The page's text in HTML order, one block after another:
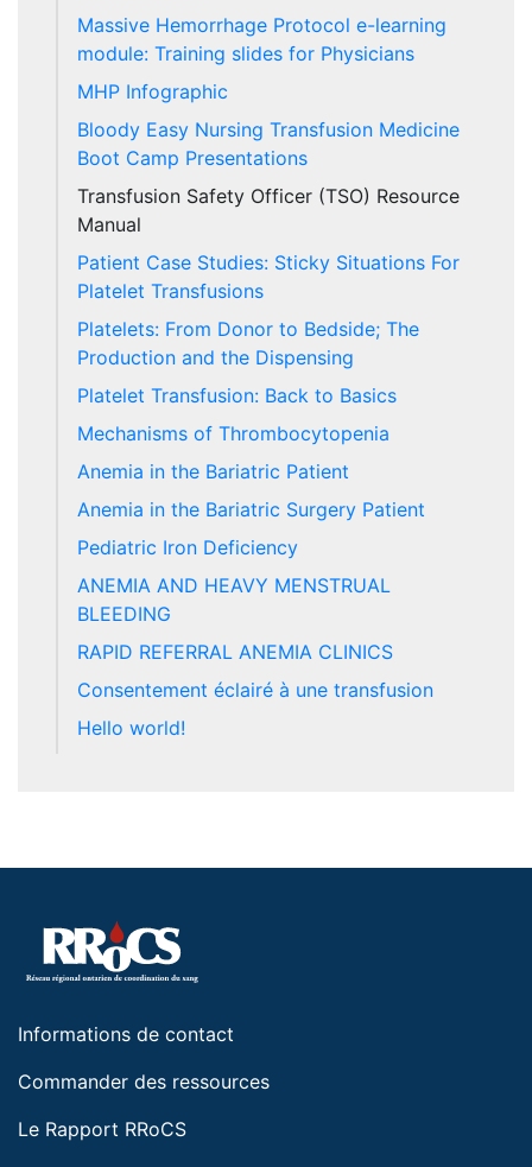
Massive Hemorrhage Protocol e-learning
module: Training slides for Physicians
MHP Infographic
Bloody Easy Nursing Transfusion Medicine
Boot Camp Presentations
Transfusion Safety Officer (TSO) Resource
Manual
Patient Case Studies: Sticky Situations For
Platelet Transfusions
Platelets: From Donor to Bedside; The
Production and the Dispensing
Platelet Transfusion: Back to Basics
Mechanisms of Thrombocytopenia
Anemia in the Bariatric Patient
Anemia in the Bariatric Surgery Patient
Pediatric Iron Deficiency
ANEMIA AND HEAVY MENSTRUAL
BLEEDING
RAPID REFERRAL ANEMIA CLINICS
Consentement éclairé à une transfusion
Hello world!
Informations de contact
Commander des ressources
Le Rapport RRoCS